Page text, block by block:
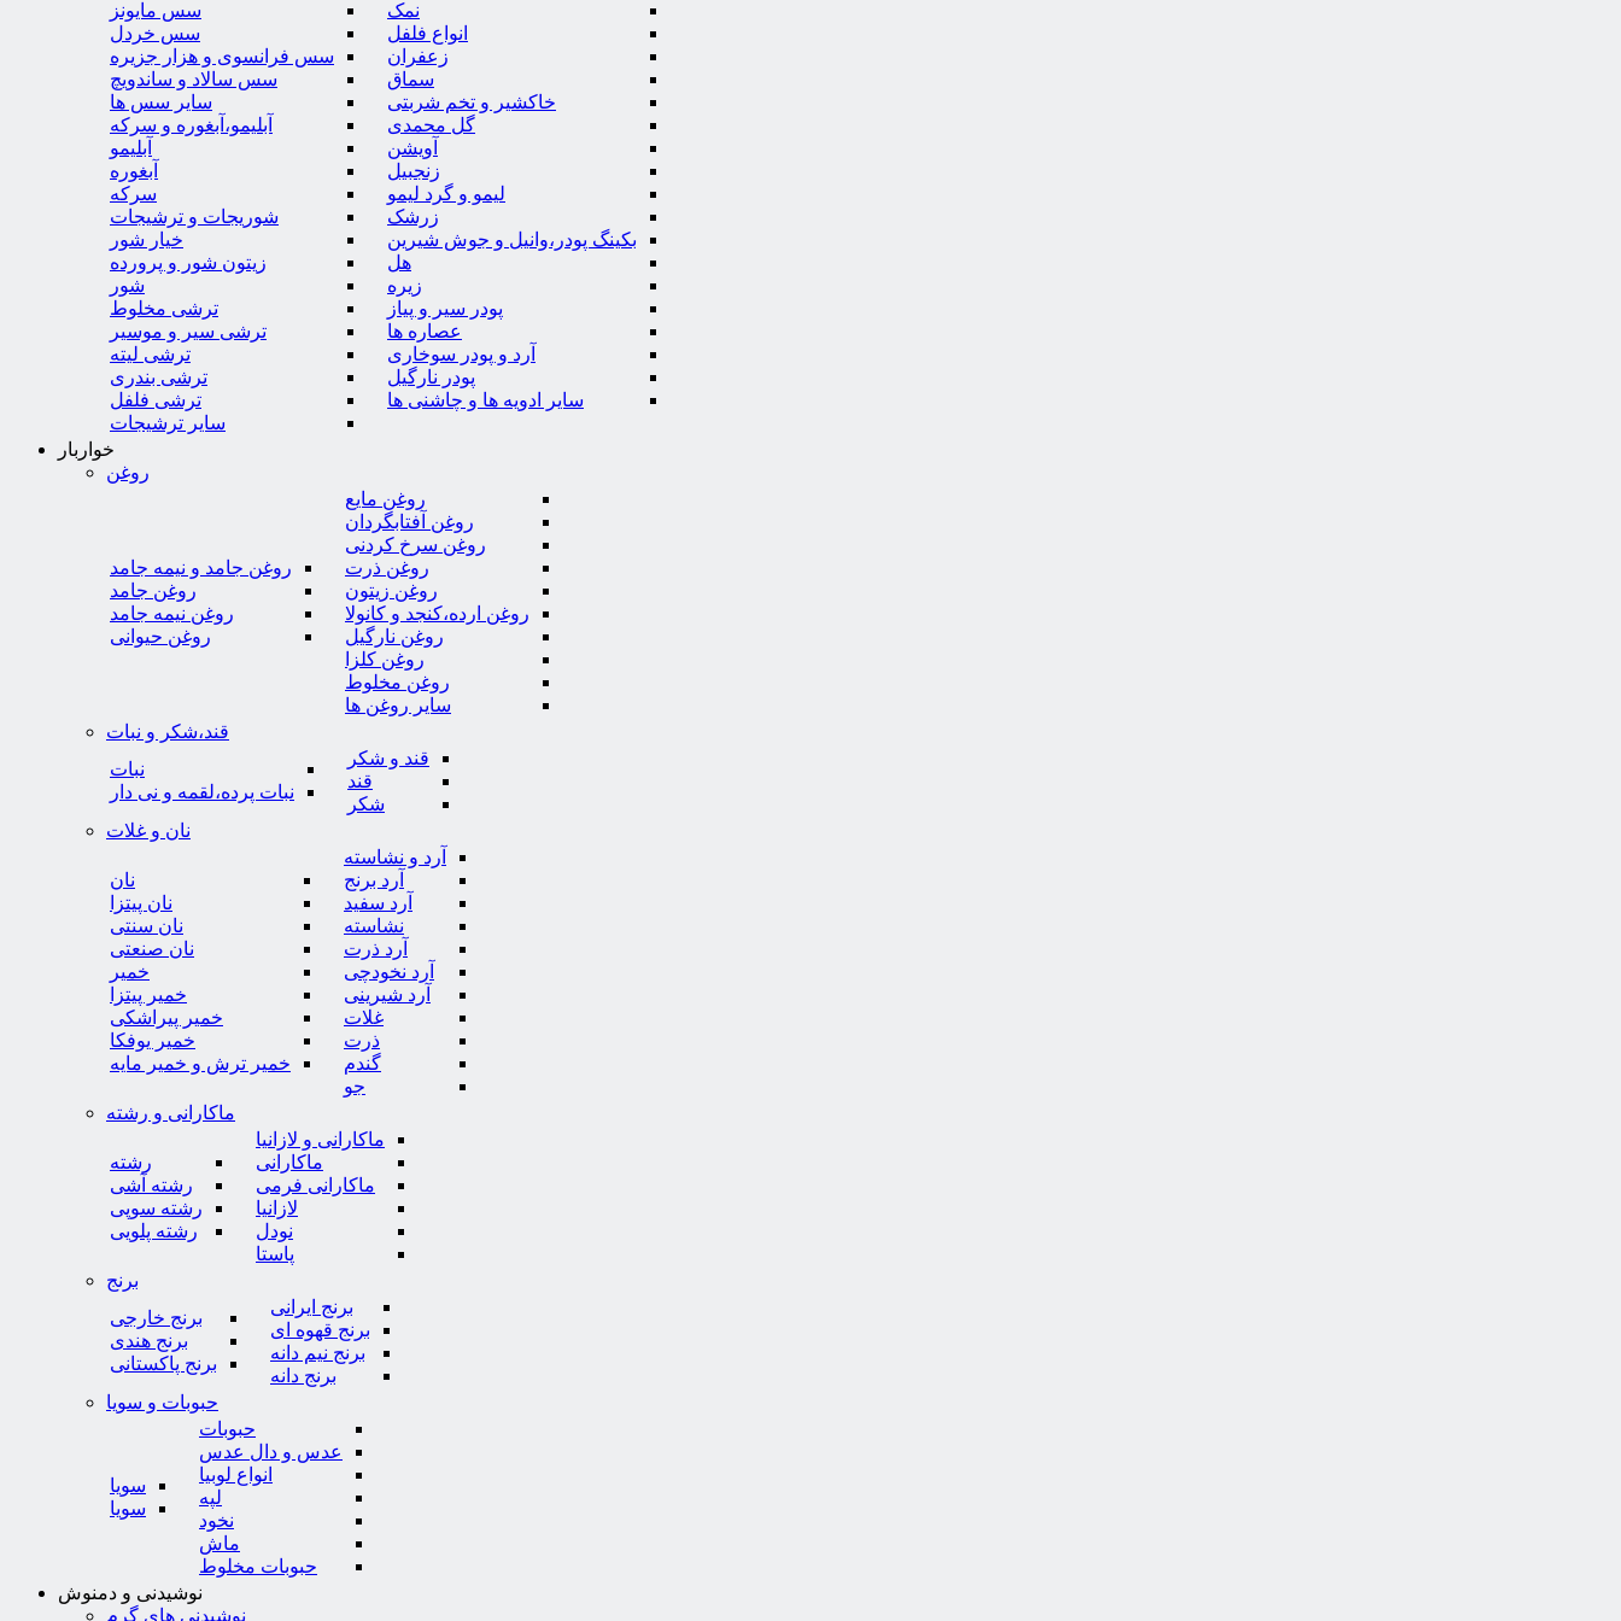
نمک
انواع فلفل
زعفران
سماق
خاکشیر و تخم شربتی
گل محمدی
آویشن
زنجبیل
لیمو و گرد لیمو
زرشک
بکینگ پودر،وانیل و جوش شیرین
هل
زیره
پودر سیر و پیاز
عصاره ها
آرد و پودر سوخاری
پودر نارگیل
سایر ادویه ها و چاشنی ها
سس مایونز
سس خردل
سس فرانسوی و هزار جزیره
سس سالاد و ساندویچ
سایر سس ها
آبلیمو،آبغوره و سرکه
آبلیمو
آبغوره
سرکه
شوریجات و ترشیجات
خیار شور
زیتون شور و پرورده
شور
ترشی مخلوط
ترشی سیر و موسیر
ترشی لیته
ترشی بندری
ترشی فلفل
سایر ترشیجات
خواربار
روغن
روغن مایع
روغن آفتابگردان
روغن سرخ کردنی
روغن ذرت
روغن زیتون
روغن ارده،کنجد و کانولا
روغن نارگیل
روغن کلزا
روغن مخلوط
سایر روغن ها
روغن جامد و نیمه جامد
روغن جامد
روغن نیمه جامد
روغن حیوانی
قند،شکر و نبات
قند و شکر
قند
شکر
نبات
نبات پرده،لقمه و نی دار
نان و غلات
آرد و نشاسته
آرد برنج
آرد سفید
نشاسته
آرد ذرت
آرد نخودچی
آرد شیرینی
غلات
ذرت
گندم
جو
نان
نان پیتزا
نان سنتی
نان صنعتی
خمیر
خمیر پیتزا
خمیر پیراشکی
خمیر یوفکا
خمیر ترش و خمیر مایه
ماکارانی و رشته
ماکارانی و لازانیا
ماکارانی
ماکارانی فرمی
لازانیا
نودل
پاستا
رشته
رشته آشی
رشته سوپی
رشته پلویی
برنج
برنج ایرانی
برنج قهوه ای
برنج نیم دانه
برنج دانه
برنج خارجی
برنج هندی
برنج پاکستانی
حبوبات و سویا
حبوبات
عدس و دال عدس
انواع لوبیا
لپه
نخود
ماش
حبوبات مخلوط
سویا
سویا
نوشیدنی و دمنوش
نوشیدنی های گرم